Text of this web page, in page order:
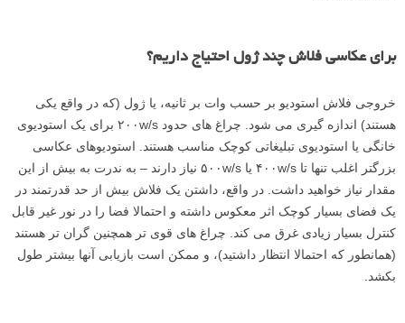
برای عکاسی فلاش چند ژول احتیاج داریم؟
خروجی فلاش استودیو بر حسب وات بر ثانیه، یا ژول (که در واقع یکی
هستند) اندازه گیری می شود. چراغ های حدود ۲۰۰w/s برای یک استودیوی
خانگی یا استودیوی تبلیغاتی کوچک مناسب هستند. استودیوهای عکاسی
بزرگتر اغلب تنها تا ۴۰۰w/s یا ۵۰۰w/s نیاز دارند – به ندرت به بیش از این
مقدار نیاز خواهید داشت. در واقع، داشتن یک فلاش بیش از حد قدرتمند در
یک فضای بسیار کوچک اثر معکوس داشته و احتمالا فضا را در نور غیر قابل
کنترل بسیار زیادی غرق می کند. چراغ های قوی تر همچنین گران تر هستند
(همانطور که احتمالا انتظار داشتید)، و ممکن است بازیابی آنها بیشتر طول
بکشد.